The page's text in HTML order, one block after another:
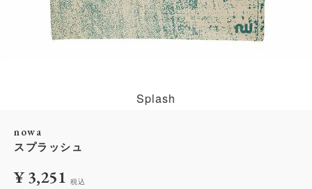
Splash
nowa
スプラッシュ
¥3,251 税込